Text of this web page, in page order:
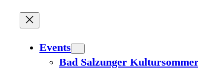
Events
Bad Salzunger